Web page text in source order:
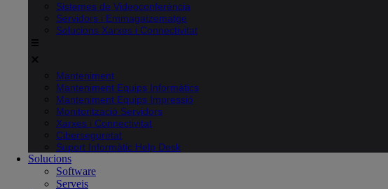
Sistemes de Videoconferència
Servidors i Emmagatzematge
Solucions Xarxes i Connectivitat
Manteniment
Manteniment Equips Informàtics
Manteniment Equips Impressió
Monitorització Servidors
Xarxes i Connectivitat
Ciberseguretat
Suport Informàtic Help Desk
Solucions
Software
Serveis